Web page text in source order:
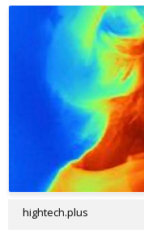
hightech.plus